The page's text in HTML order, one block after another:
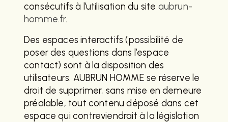
consécutifs à l’utilisation du site aubrun-
homme.fr.
Des espaces interactifs (possibilité de
poser des questions dans l’espace
contact) sont à la disposition des
utilisateurs. AUBRUN HOMME se réserve le
droit de supprimer, sans mise en demeure
préalable, tout contenu déposé dans cet
espace qui contreviendrait à la législation